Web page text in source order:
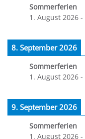
Sommerferien
1. August 2026 -
8. September 2026
Sommerferien
1. August 2026 -
9. September 2026
Sommerferien
1. August 2026 -